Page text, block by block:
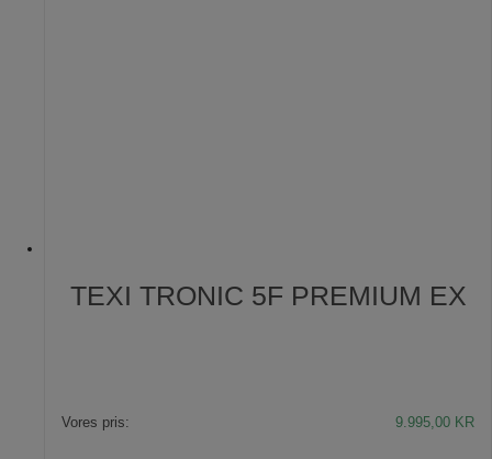
TEXI TRONIC 5F PREMIUM EX
Vores pris: 9.995,00 KR